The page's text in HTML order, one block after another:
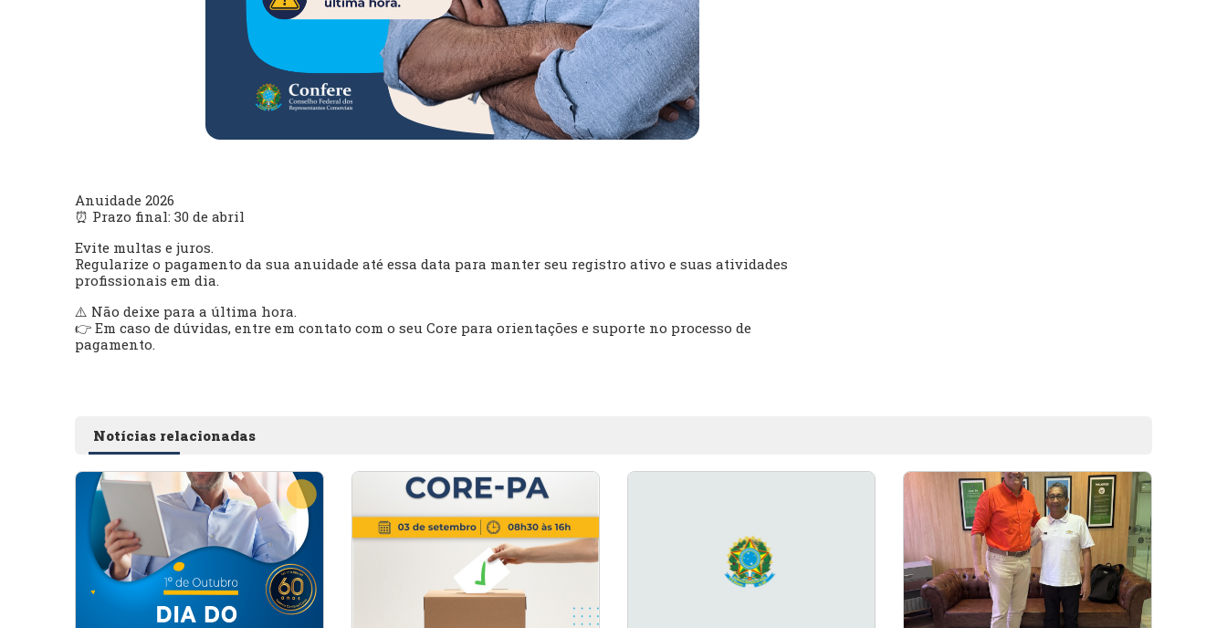
Anuidade 2026
⏰ Prazo final: 30 de abril
Evite multas e juros.
Regularize o pagamento da sua anuidade até essa data para manter seu registro ativo e suas atividades
profissionais em dia.
⚠️ Não deixe para a última hora.
👉 Em caso de dúvidas, entre em contato com o seu Core para orientações e suporte no processo de
pagamento.
Notícias relacionadas